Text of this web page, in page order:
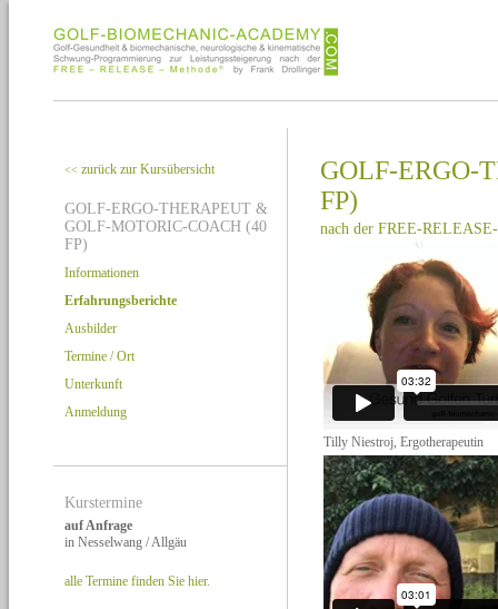
<< zurück zur Kursübersicht
GOLF-ERGO-THERAPEUT &
GOLF-MOTORIC-COACH (40
FP)
Informationen
Erfahrungsberichte
Ausbilder
Termine / Ort
Unterkunft
Anmeldung
Kurstermine
auf Anfrage
in Nesselwang / Allgäu
alle Termine finden Sie hier.
GOLF-ERGO-
FP)
nach der FREE-
Tilly Niestroj, Ergotherapeutin